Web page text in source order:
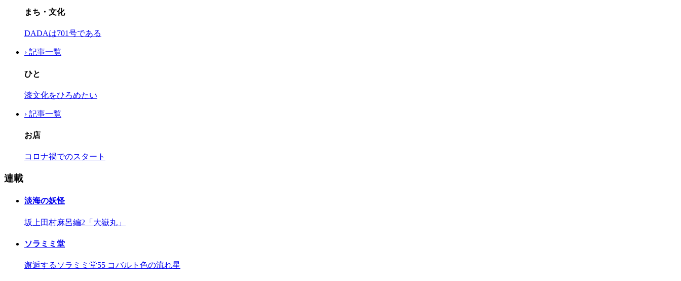
まち・文化
DADAは701号である
› 記事一覧
ひと
漆文化をひろめたい
› 記事一覧
お店
コロナ禍でのスタート
連載
淡海の妖怪
坂上田村麻呂編2「大嶽丸」
ソラミミ堂
邂逅するソラミミ堂55 コバルト色の流れ星